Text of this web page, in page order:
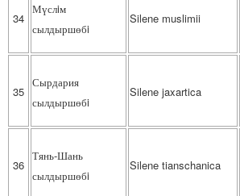
34
Мүслiм
сылдыршөбi
Silene muslimii
35
Сырдария
сылдыршөбi
Silene jaxartica
36
Тянь-Шань
сылдыршөбi
Silene tianschanica